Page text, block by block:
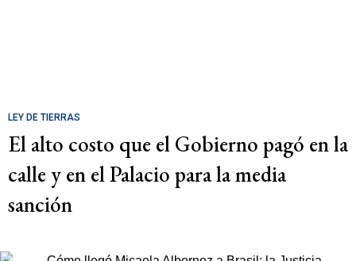
LEY DE TIERRAS
El alto costo que el Gobierno pagó en la
calle y en el Palacio para la media
sanción